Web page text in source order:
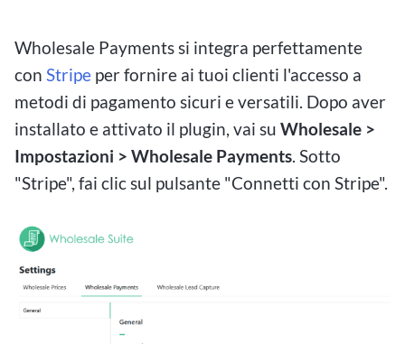
Wholesale Payments si integra perfettamente
con Stripe per fornire ai tuoi clienti l'accesso a
metodi di pagamento sicuri e versatili. Dopo aver
installato e attivato il plugin, vai su Wholesale >
Impostazioni > Wholesale Payments. Sotto
"Stripe", fai clic sul pulsante "Connetti con Stripe".